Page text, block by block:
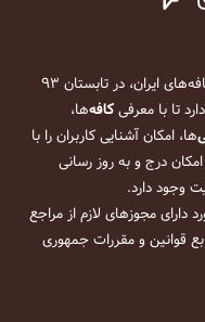
کافه‌یاب به عنوان مرجع معرفی و اطلاع‌رسانی کافه‌های ایران، در تابستان ۹۳
تا با معرفیکافه‌ها،
‌ها، امکان آشنایی کاربران را با
درج و به روز رسانی
وجود دارد.
مجوزهای لازم از مراجع
قوانین و مقررات جمهوری